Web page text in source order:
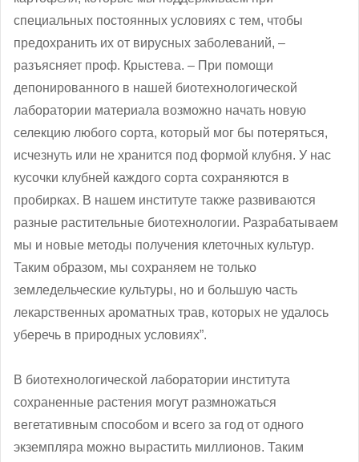
специальных постоянных условиях с тем, чтобы
предохранить их от вирусных заболеваний, ‒
разъясняет проф. Крыстева. ‒ При помощи
депонированного в нашей биотехнологической
лаборатории материала возможно начать новую
селекцию любого сорта, который мог бы потеряться,
исчезнуть или не хранится под формой клубня. У нас
кусочки клубней каждого сорта сохраняются в
пробирках. В нашем институте также развиваются
разные растительные биотехнологии. Разрабатываем
мы и новые методы получения клеточных культур.
Таким образом, мы сохраняем не только
земледельческие культуры, но и большую часть
лекарственных ароматных трав, которых не удалось
уберечь в природных условиях”.
В биотехнологической лаборатории института
сохраненные растения могут размножаться
вегетативным способом и всего за год от одного
экземпляра можно вырастить миллионов. Таким